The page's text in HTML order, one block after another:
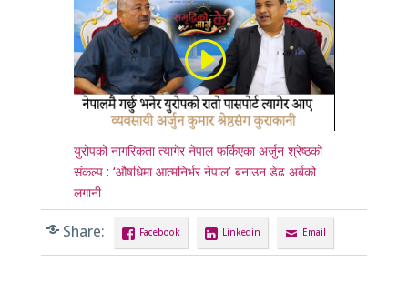
युरोपको नागरिकता त्यागेर नेपाल फर्किएका अर्जुन श्रेष्ठको
संकल्प : ‘औषधिमा आत्मनिर्भर नेपाल’ बनाउन डेढ अर्बको
लगानी
Share: Facebook Linkedin Email